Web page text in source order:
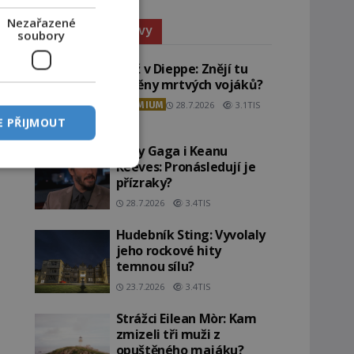
Paranormální jevy
Pláž v Dieppe: Znějí tu
ozvěny mrtvých vojáků?
PREMIUM 28.7.2026 3.1TIS
Lady Gaga i Keanu
Reeves: Pronásledují je
přízraky?
28.7.2026 3.4TIS
Hudebník Sting: Vyvolaly
jeho rockové hity
temnou sílu?
23.7.2026 3.4TIS
Strážci Eilean Mòr: Kam
zmizeli tři muži z
opuštěného majáku?
Nezařazené
soubory
PŘIJMOUT